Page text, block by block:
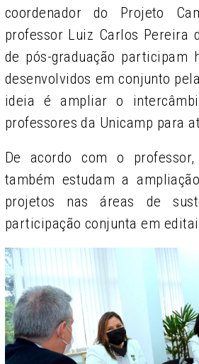
coordenador do Projeto
professor Luiz Carlos Pereira
de pós-graduação participam
desenvolvidos em conjunto
ideia é ampliar o
professores da Unicamp para
De acordo com o professor,
também estudam a
projetos nas áreas de
participação conjunta em